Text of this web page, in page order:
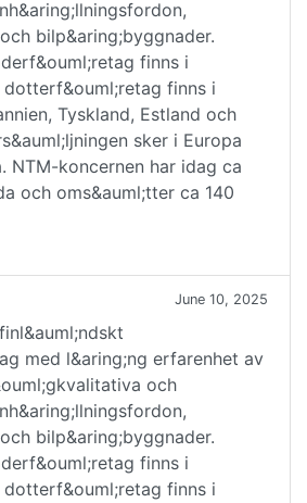
bilp&aring;byggnader.
finns i
dotterf&ouml;retag finns i
Tyskland, Estland och
sker i Europa
NTM-koncernen har idag ca
och oms&auml;tter ca 140
June 10, 2025
med l&aring;ng erfarenhet av
och
bilp&aring;byggnader.
finns i
dotterf&ouml;retag finns i